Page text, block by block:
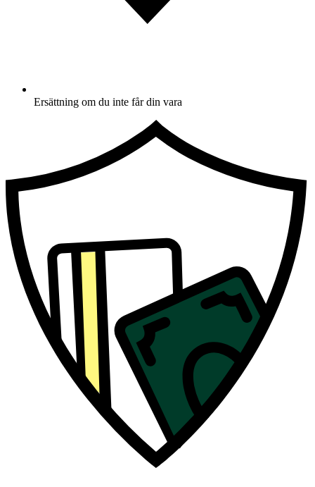
Ersättning om du inte får din vara